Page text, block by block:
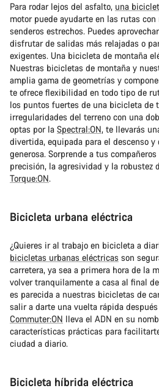
Para rodar lejos del asfalto, una
motor puede ayudarte en las rutas
senderos estrechos. Puedes
disfrutar de salidas más relajadas o
exigentes. Una bicicleta de montaña
Nuestras bicicletas de montaña y
amplia gama de geometrías y
te ofrece flexibilidad en todo tipo de
los puntos fuertes de una bicicleta de
irregularidades del terreno con una
optas por la Spectral:ON, te llevarás
divertida, equipada para el descenso y
generosa. Sorprende a tus
precisión, la agresividad y la
Torque:ON.
Bicicleta urbana eléctrica
¿Quieres ir al trabajo en bicicleta a
bicicletas urbanas eléctricas son
carretera, ya sea a primera hora de la
volver tranquilamente a casa al final
es parecida a nuestras bicicletas de
salir a darte una vuelta rápida
Commuter:ON lleva el ADN en su
características prácticas para
ciudad a diario.
Bicicleta híbrida eléctrica